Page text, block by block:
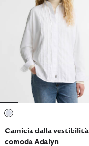
Camicia dalla vestibilità
comoda Adalyn